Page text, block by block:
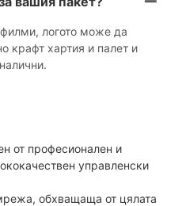
логото може да
крафт хартия и палет и
от професионален и
управленски
обхващаща от цялата